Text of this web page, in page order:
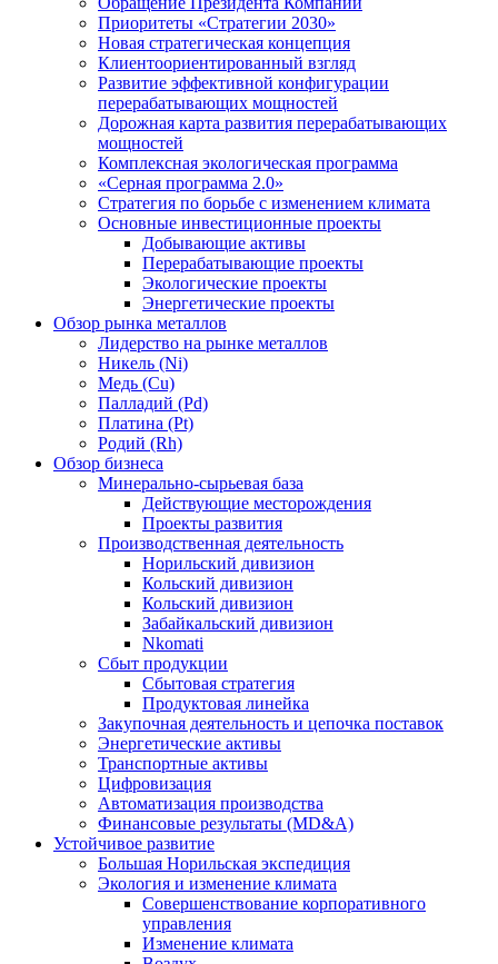
Приоритеты «Стратегии 2030»
Новая стратегическая концепция
Клиентоориентированный взгляд
Развитие эффективной конфигурации
перерабатывающих мощностей
Дорожная карта развития перерабатывающих
мощностей
Комплексная экологическая программа
«Серная программа 2.0»
Стратегия по борьбе с изменением климата
Основные инвестиционные проекты
Добывающие активы
Перерабатывающие проекты
Экологические проекты
Энергетические проекты
Обзор рынка металлов
Лидерство на рынке металлов
Никель (Ni)
Медь (Cu)
Палладий (Pd)
Платина (Pt)
Родий (Rh)
Обзор бизнеса
Минерально-сырьевая база
Действующие месторождения
Проекты развития
Производственная деятельность
Норильский дивизион
Кольский дивизион
Кольский дивизион
Забайкальский дивизион
Nkomati
Сбыт продукции
Сбытовая стратегия
Продуктовая линейка
Закупочная деятельность и цепочка поставок
Энергетические активы
Транспортные активы
Цифровизация
Автоматизация производства
Финансовые результаты (MD&A)
Устойчивое развитие
Большая Норильская экспедиция
Экология и изменение климата
Совершенствование корпоративного
управления
Изменение климата